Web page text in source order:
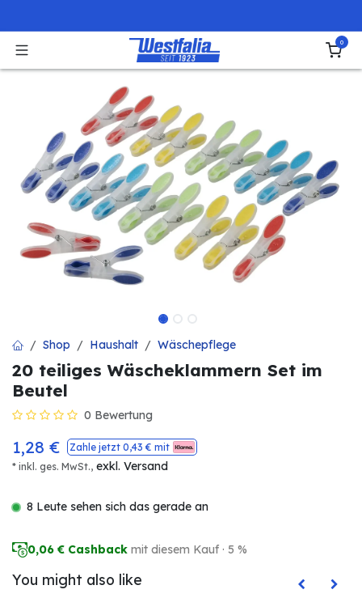
0
Shop Haushalt Wäschepflege
20 teiliges Wäscheklammern Set im
Beutel
0 Bewertung
1,28 € Zahle jetzt 0,43 € mit
* inkl. ges. MwSt., exkl. Versand
8 Leute sehen sich das gerade an
0,06 € Cashback mit diesem Kauf · 5 %
You might also like